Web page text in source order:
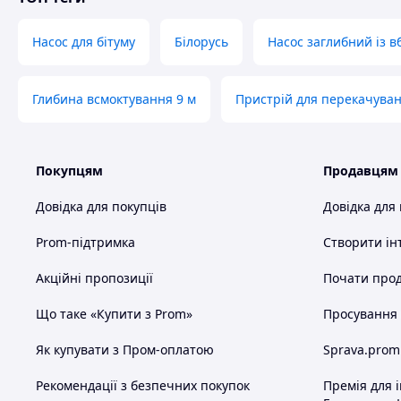
Насос для бітуму Білорусь Насос заглибний із
Глибина всмоктування 9 м Пристрій для
Покупцям
Довідка для покупців
Prom-підтримка
Акційні пропозиції
Що таке «Купити з Prom»
Як купувати з Пром-оплатою
Рекомендації з безпечних покупок
Продавцям
Довідка для
Створити
Почати
Просування
Премія для